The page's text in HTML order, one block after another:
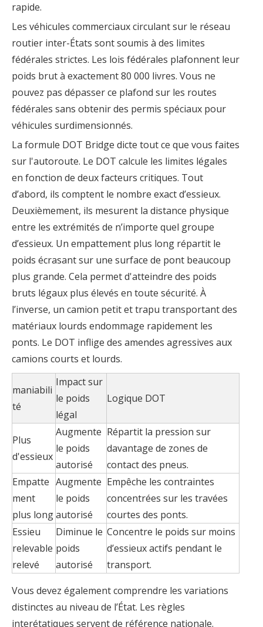
rapide.
Les véhicules commerciaux circulant sur le réseau
routier inter-États sont soumis à des limites
fédérales strictes. Les lois fédérales plafonnent leur
poids brut à exactement 80 000 livres. Vous ne
pouvez pas dépasser ce plafond sur les routes
fédérales sans obtenir des permis spéciaux pour
véhicules surdimensionnés.
La formule DOT Bridge dicte tout ce que vous faites
sur l'autoroute. Le DOT calcule les limites légales
en fonction de deux facteurs critiques. Tout
d’abord, ils comptent le nombre exact d’essieux.
Deuxièmement, ils mesurent la distance physique
entre les extrémités de n’importe quel groupe
d’essieux. Un empattement plus long répartit le
poids écrasant sur une surface de pont beaucoup
plus grande. Cela permet d'atteindre des poids
bruts légaux plus élevés en toute sécurité. À
l’inverse, un camion petit et trapu transportant des
matériaux lourds endommage rapidement les
ponts. Le DOT inflige des amendes agressives aux
camions courts et lourds.
maniabili
té
Impact sur
le poids
légal
Logique DOT
Plus
d'essieux
Augmente
le poids
autorisé
Répartit la pression sur
davantage de zones de
contact des pneus.
Empatte
ment
plus long
Augmente
le poids
autorisé
Empêche les contraintes
concentrées sur les travées
courtes des ponts.
Essieu
relevable
relevé
Diminue le
poids
autorisé
Concentre le poids sur moins
d’essieux actifs pendant le
transport.
Vous devez également comprendre les variations
distinctes au niveau de l’État. Les règles
interétatiques servent de référence nationale.